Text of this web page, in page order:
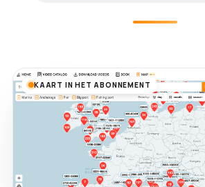
KAART IN HET ABONNEMENT